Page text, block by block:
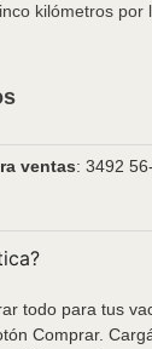
kilómetros
ventas: 3492
todo para tus
Comprar.